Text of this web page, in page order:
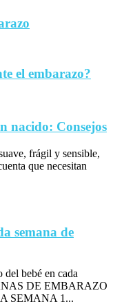
el embarazo?
nacido: Consejos
frágil y sensible,
que necesitan
semana de
bebé en cada
DE EMBARAZO
SEMANA 1...